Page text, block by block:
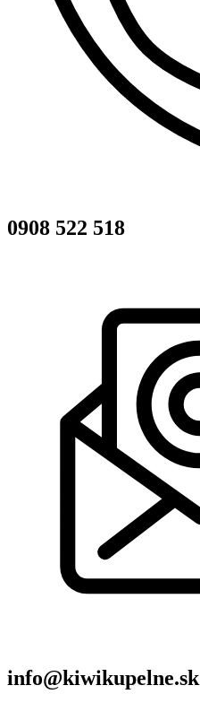
0908 522 518
info@kiwikupelne.sk